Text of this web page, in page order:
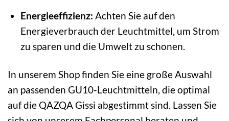
Energieeffizienz: Achten Sie auf den
Energieverbrauch der Leuchtmittel, um Strom
zu sparen und die Umwelt zu schonen.
In unserem Shop finden Sie eine große Auswahl
an passenden GU10-Leuchtmitteln, die optimal
auf die QAZQA Gissi abgestimmt sind. Lassen Sie